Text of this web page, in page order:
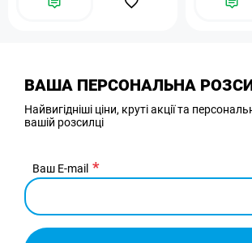
ВАША ПЕРСОНАЛЬНА
Найвигідніші ціни, круті акції та
вашій розсилці
Ваш E-mail